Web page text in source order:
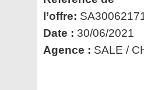
l’offre:
Date : 30/06/2021
Agence : SALE /